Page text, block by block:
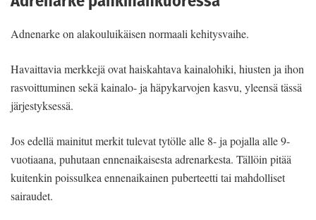
Adnenarke on alakouluikäisen normaali kehitysvaihe.
Havaittavia merkkejä ovat haiskahtava kainalohiki, hiusten ja ihon
rasvoittuminen sekä kainalo- ja häpykarvojen kasvu, yleensä tässä
järjestyksessä.
Jos edellä mainitut merkit tulevat tytölle alle 8- ja pojalla alle 9-
vuotiaana, puhutaan ennenaikaisesta adrenarkesta. Tällöin pitää
kuitenkin poissulkea ennenaikainen puberteetti tai mahdolliset
sairaudet.